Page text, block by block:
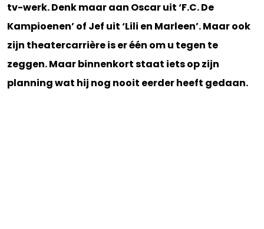
tv-werk. Denk maar aan Oscar uit ‘F.C. De
Kampioenen’ of Jef uit ‘Lili en Marleen’. Maar ook
zijn theatercarrière is er één om u tegen te
zeggen. Maar binnenkort staat iets op zijn
planning wat hij nog nooit eerder heeft gedaan.